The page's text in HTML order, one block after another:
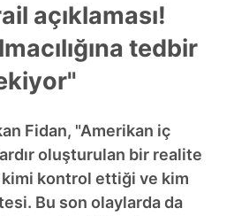
açıklaması!
tedbir
Fidan, "Amerikan iç
oluşturulan bir realite
kontrol ettiği ve kim
Bu son olaylarda da